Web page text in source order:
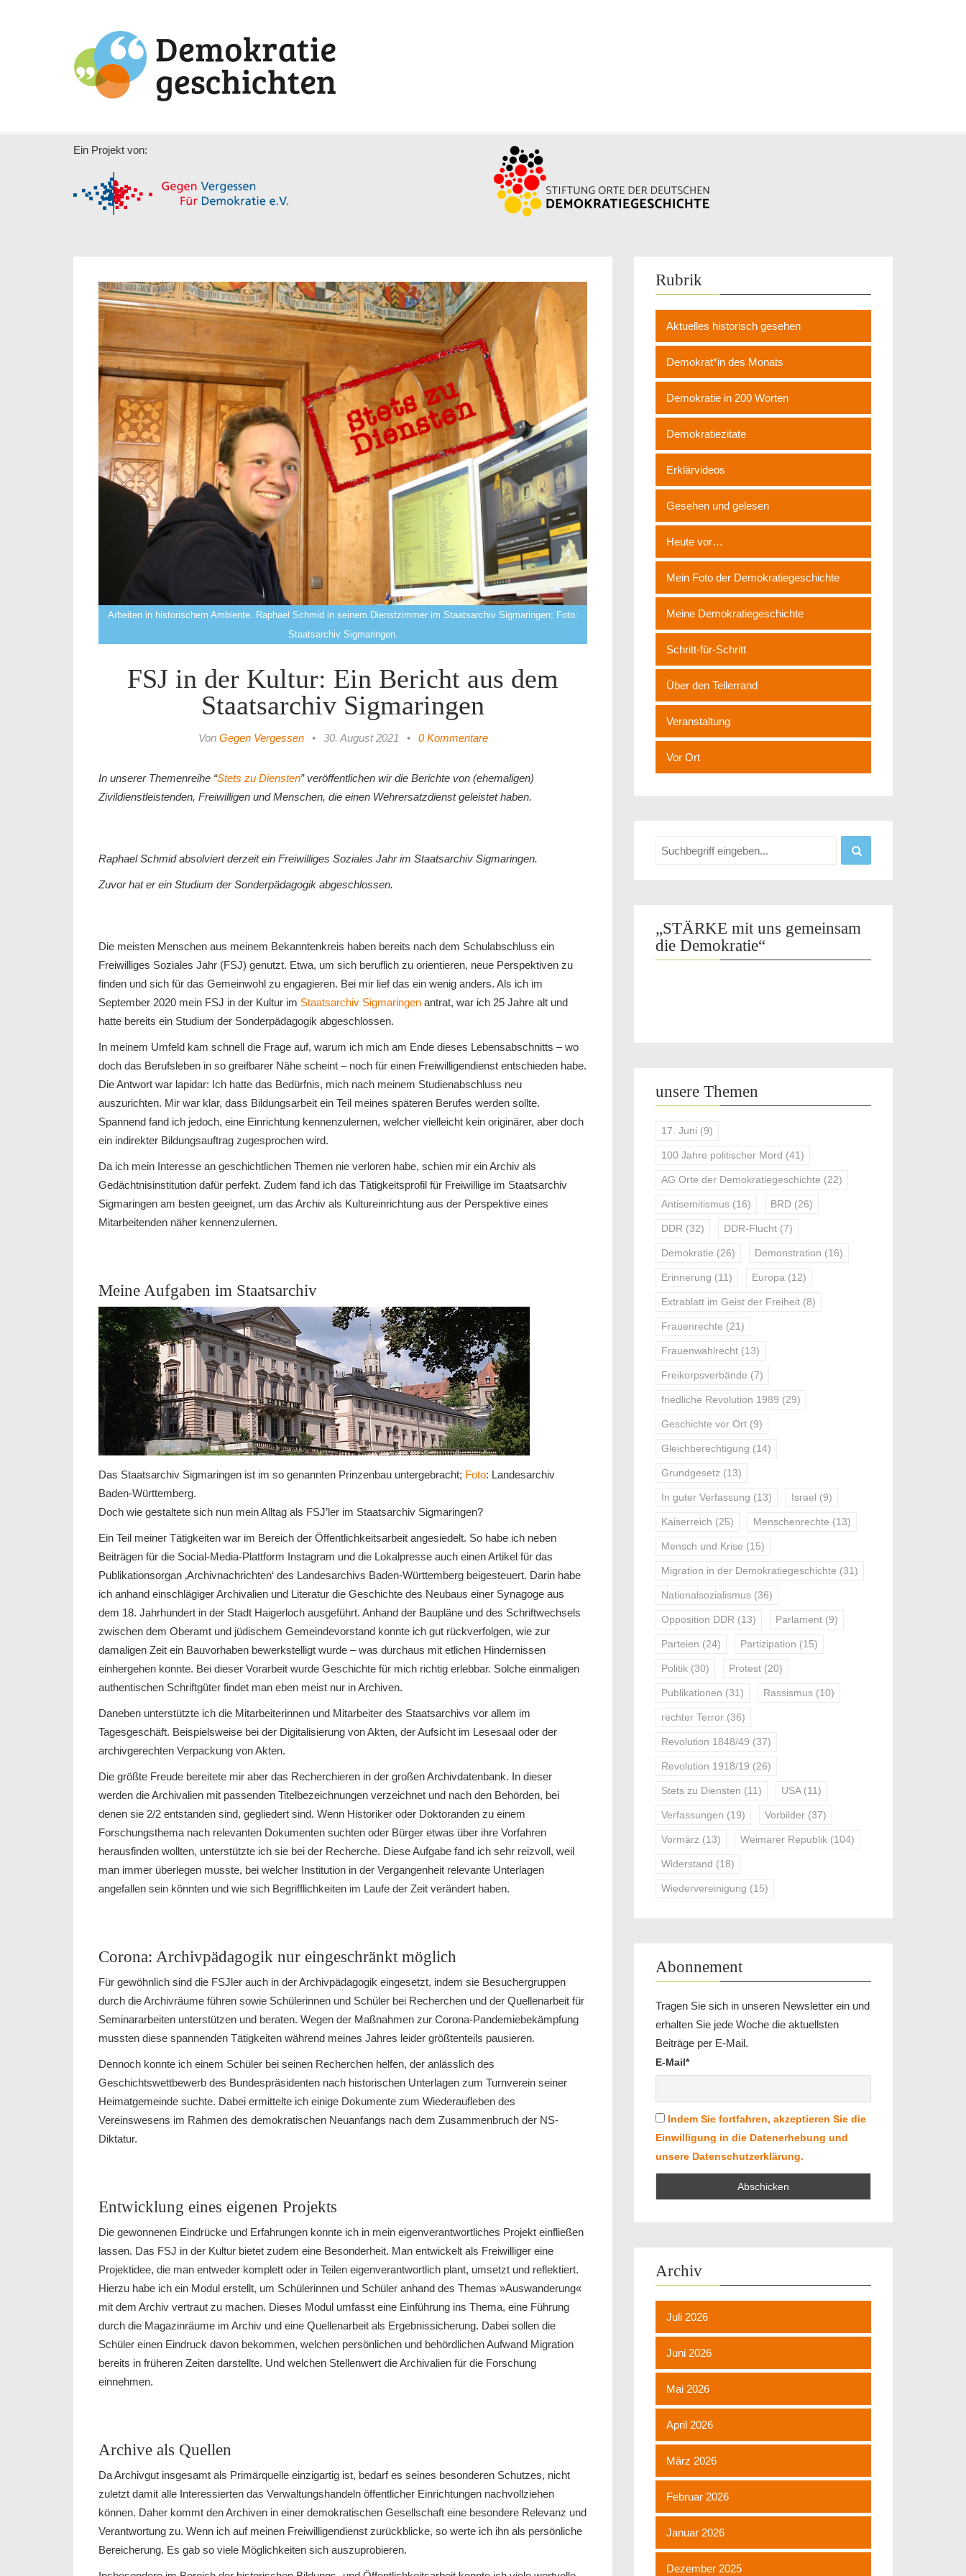
Ein Projekt von:
Arbeiten in historischem Ambiente. Raphael Schmid in seinem Dienstzimmer im Staatsarchiv Sigmaringen; Foto:
Staatsarchiv Sigmaringen.
FSJ in der Kultur: Ein Bericht aus dem
Staatsarchiv Sigmaringen
Von Gegen Vergessen • 30. August 2021 • 0 Kommentare
In unserer Themenreihe “Stets zu Diensten” veröffentlichen wir die Berichte von (ehemaligen)
Zivildienstleistenden, Freiwilligen und Menschen, die einen Wehrersatzdienst geleistet haben.
Raphael Schmid absolviert derzeit ein Freiwilliges Soziales Jahr im Staatsarchiv Sigmaringen.
Zuvor hat er ein Studium der Sonderpädagogik abgeschlossen.
Die meisten Menschen aus meinem Bekanntenkreis haben bereits nach dem Schulabschluss ein
Freiwilliges Soziales Jahr (FSJ) genutzt. Etwa, um sich beruflich zu orientieren, neue Perspektiven zu
finden und sich für das Gemeinwohl zu engagieren. Bei mir lief das ein wenig anders. Als ich im
September 2020 mein FSJ in der Kultur im Staatsarchiv Sigmaringen antrat, war ich 25 Jahre alt und
hatte bereits ein Studium der Sonderpädagogik abgeschlossen.
In meinem Umfeld kam schnell die Frage auf, warum ich mich am Ende dieses Lebensabschnitts – wo
doch das Berufsleben in so greifbarer Nähe scheint – noch für einen Freiwilligendienst entschieden habe.
Die Antwort war lapidar: Ich hatte das Bedürfnis, mich nach meinem Studienabschluss neu
auszurichten. Mir war klar, dass Bildungsarbeit ein Teil meines späteren Berufes werden sollte.
Spannend fand ich jedoch, eine Einrichtung kennenzulernen, welcher vielleicht kein originärer, aber doch
ein indirekter Bildungsauftrag zugesprochen wird.
Da ich mein Interesse an geschichtlichen Themen nie verloren habe, schien mir ein Archiv als
Gedächtnisinstitution dafür perfekt. Zudem fand ich das Tätigkeitsprofil für Freiwillige im Staatsarchiv
Sigmaringen am besten geeignet, um das Archiv als Kultureinrichtung aus der Perspektive eines
Mitarbeitenden näher kennenzulernen.
Meine Aufgaben im Staatsarchiv
Das Staatsarchiv Sigmaringen ist im so genannten Prinzenbau untergebracht; Foto: Landesarchiv
Baden-Württemberg.
Doch wie gestaltete sich nun mein Alltag als FSJ’ler im Staatsarchiv Sigmaringen?
Ein Teil meiner Tätigkeiten war im Bereich der Öffentlichkeitsarbeit angesiedelt. So habe ich neben
Beiträgen für die Social-Media-Plattform Instagram und die Lokalpresse auch einen Artikel für das
Publikationsorgan ‚Archivnachrichten‘ des Landesarchivs Baden-Württemberg beigesteuert. Darin habe
ich anhand einschlägiger Archivalien und Literatur die Geschichte des Neubaus einer Synagoge aus
dem 18. Jahrhundert in der Stadt Haigerloch ausgeführt. Anhand der Baupläne und des Schriftwechsels
zwischen dem Oberamt und jüdischem Gemeindevorstand konnte ich gut rückverfolgen, wie zur
damaligen Zeit ein Bauvorhaben bewerkstelligt wurde – was durchaus mit etlichen Hindernissen
einhergehen konnte. Bei dieser Vorarbeit wurde Geschichte für mich richtig erlebbar. Solche einmaligen
authentischen Schriftgüter findet man eben meist nur in Archiven.
Daneben unterstützte ich die Mitarbeiterinnen und Mitarbeiter des Staatsarchivs vor allem im
Tagesgeschäft. Beispielsweise bei der Digitalisierung von Akten, der Aufsicht im Lesesaal oder der
archivgerechten Verpackung von Akten.
Die größte Freude bereitete mir aber das Recherchieren in der großen Archivdatenbank. In dieser
werden die Archivalien mit passenden Titelbezeichnungen verzeichnet und nach den Behörden, bei
denen sie 2/2 entstanden sind, gegliedert sind. Wenn Historiker oder Doktoranden zu einem
Forschungsthema nach relevanten Dokumenten suchten oder Bürger etwas über ihre Vorfahren
herausfinden wollten, unterstützte ich sie bei der Recherche. Diese Aufgabe fand ich sehr reizvoll, weil
man immer überlegen musste, bei welcher Institution in der Vergangenheit relevante Unterlagen
angefallen sein könnten und wie sich Begrifflichkeiten im Laufe der Zeit verändert haben.
Corona: Archivpädagogik nur eingeschränkt möglich
Für gewöhnlich sind die FSJler auch in der Archivpädagogik eingesetzt, indem sie Besuchergruppen
durch die Archivräume führen sowie Schülerinnen und Schüler bei Recherchen und der Quellenarbeit für
Seminararbeiten unterstützen und beraten. Wegen der Maßnahmen zur Corona-Pandemiebekämpfung
mussten diese spannenden Tätigkeiten während meines Jahres leider größtenteils pausieren.
Dennoch konnte ich einem Schüler bei seinen Recherchen helfen, der anlässlich des
Geschichtswettbewerb des Bundespräsidenten nach historischen Unterlagen zum Turnverein seiner
Heimatgemeinde suchte. Dabei ermittelte ich einige Dokumente zum Wiederaufleben des
Vereinswesens im Rahmen des demokratischen Neuanfangs nach dem Zusammenbruch der NS-
Diktatur.
Entwicklung eines eigenen Projekts
Die gewonnenen Eindrücke und Erfahrungen konnte ich in mein eigenverantwortliches Projekt einfließen
lassen. Das FSJ in der Kultur bietet zudem eine Besonderheit. Man entwickelt als Freiwilliger eine
Projektidee, die man entweder komplett oder in Teilen eigenverantwortlich plant, umsetzt und reflektiert.
Hierzu habe ich ein Modul erstellt, um Schülerinnen und Schüler anhand des Themas »Auswanderung«
mit dem Archiv vertraut zu machen. Dieses Modul umfasst eine Einführung ins Thema, eine Führung
durch die Magazinräume im Archiv und eine Quellenarbeit als Ergebnissicherung. Dabei sollen die
Schüler einen Eindruck davon bekommen, welchen persönlichen und behördlichen Aufwand Migration
bereits in früheren Zeiten darstellte. Und welchen Stellenwert die Archivalien für die Forschung
einnehmen.
Archive als Quellen
Da Archivgut insgesamt als Primärquelle einzigartig ist, bedarf es seines besonderen Schutzes, nicht
zuletzt damit alle Interessierten das Verwaltungshandeln öffentlicher Einrichtungen nachvollziehen
können. Daher kommt den Archiven in einer demokratischen Gesellschaft eine besondere Relevanz und
Verantwortung zu. Wenn ich auf meinen Freiwilligendienst zurückblicke, so werte ich ihn als persönliche
Bereicherung. Es gab so viele Möglichkeiten sich auszuprobieren.
Rubrik
Aktuelles historisch gesehen
Demokrat*in des Monats
Demokratie in 200 Worten
Demokratiezitate
Erklärvideos
Gesehen und gelesen
Heute vor…
Mein Foto der Demokratiegeschichte
Meine Demokratiegeschichte
Schritt-für-Schritt
Über den Tellerrand
Veranstaltung
Vor Ort
„STÄRKE mit uns gemeinsam
die Demokratie“
unsere Themen
17. Juni (9)
100 Jahre politischer Mord (41)
AG Orte der Demokratiegeschichte (22)
Antisemitismus (16) BRD (26)
DDR (32) DDR-Flucht (7)
Demokratie (26) Demonstration (16)
Erinnerung (11) Europa (12)
Extrablatt im Geist der Freiheit (8)
Frauenrechte (21)
Frauenwahlrecht (13)
Freikorpsverbände (7)
friedliche Revolution 1989 (29)
Geschichte vor Ort (9)
Gleichberechtigung (14)
Grundgesetz (13)
In guter Verfassung (13) Israel (9)
Kaiserreich (25) Menschenrechte (13)
Mensch und Krise (15)
Migration in der Demokratiegeschichte (31)
Nationalsozialismus (36)
Opposition DDR (13) Parlament (9)
Parteien (24) Partizipation (15)
Politik (30) Protest (20)
Publikationen (31) Rassismus (10)
rechter Terror (36)
Revolution 1848/49 (37)
Revolution 1918/19 (26)
Stets zu Diensten (11) USA(11)
Verfassungen (19) Vorbilder (37)
Vormärz (13) Weimarer Republik (104)
Widerstand (18)
Wiedervereinigung (15)
Abonnement
Tragen Sie sich in unseren Newsletter ein und
erhalten Sie jede Woche die aktuellsten
Beiträge per E-Mail.
E-Mail*
Indem Sie fortfahren, akzeptieren Sie die
Einwilligung in die Datenerhebung und
unsere Datenschutzerklärung.
Archiv
Juli 2026
Juni 2026
Mai 2026
April 2026
März 2026
Februar 2026
Januar 2026
Dezember 2025